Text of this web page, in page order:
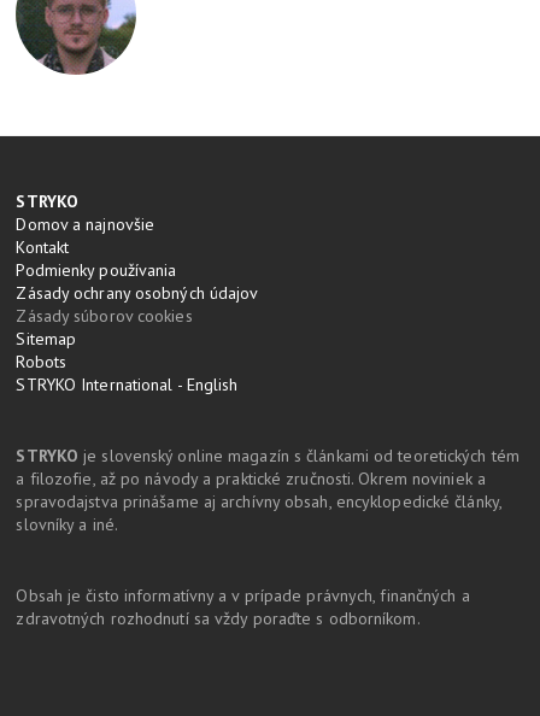
STRYKO
Domov a najnovšie
Kontakt
Podmienky používania
Zásady ochrany osobných údajov
Zásady súborov cookies
Sitemap
Robots
STRYKO International - English
STRYKO je slovenský online magazín s článkami od teoretických tém
a filozofie, až po návody a praktické zručnosti. Okrem noviniek a
spravodajstva prinášame aj archívny obsah, encyklopedické články,
slovníky a iné.
Obsah je čisto informatívny a v prípade právnych, finančných a
zdravotných rozhodnutí sa vždy poraďte s odborníkom.